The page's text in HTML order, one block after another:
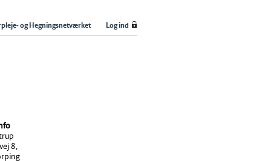
og Hegningsnetværket Log ind
8,